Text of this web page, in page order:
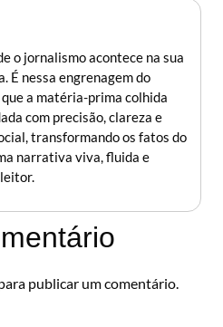
o jornalismo acontece na sua
É nessa engrenagem do
a matéria-prima colhida
com precisão, clareza e
transformando os fatos do
narrativa viva, fluida e
publicar um comentário.